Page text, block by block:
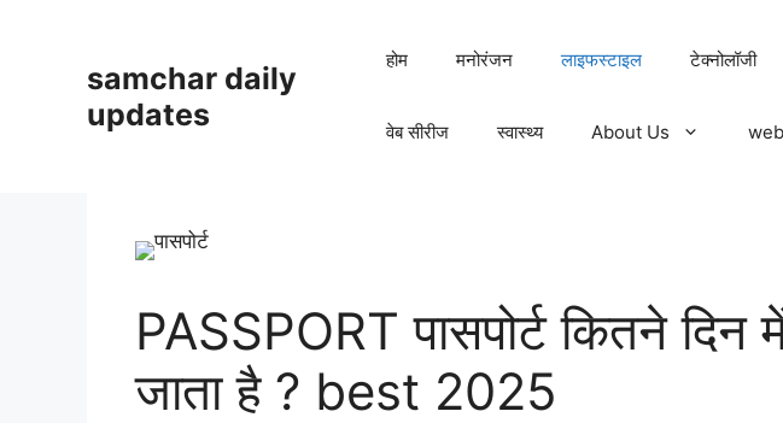
samchar daily
updates
होम मनोरंजन लाइफस्टाइल टेक्नोलॉजी
वेब सीरीज स्वास्थ्य About Us
PASSPORT पासपोर्ट कितने
जाता है ? best 2025